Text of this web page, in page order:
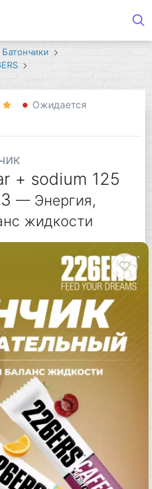
Батончики
Ожидается
+ sodium 125
— Энергия,
жидкости